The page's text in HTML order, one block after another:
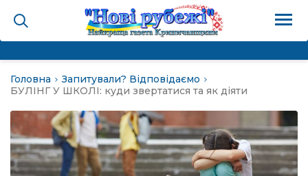
громада
Головна
Запитували? Відповідаємо
БУЛІНГ У ШКОЛІ: куди звертатися та як діяти